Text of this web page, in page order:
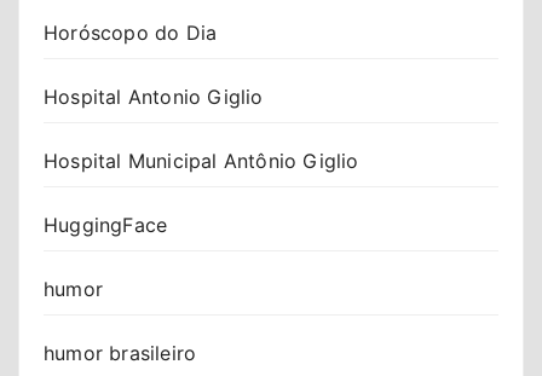
Horóscopo do Dia
Hospital Antonio Giglio
Hospital Municipal Antônio Giglio
HuggingFace
humor
humor brasileiro